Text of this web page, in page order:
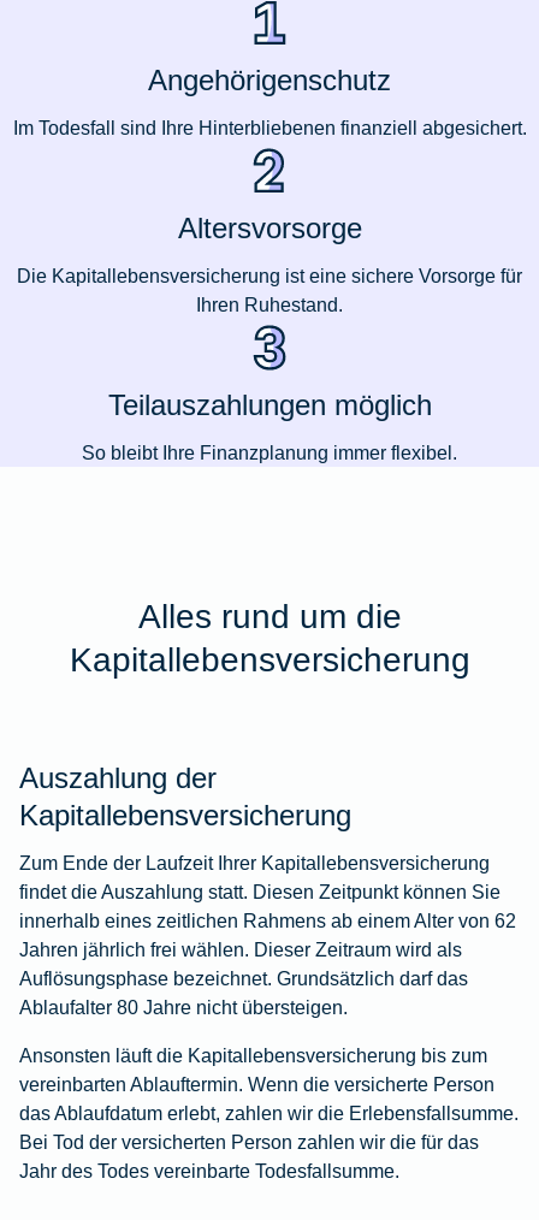
Angehörigenschutz
Im Todesfall sind Ihre Hinterbliebenen finanziell abgesichert.
Altersvorsorge
Die Kapitallebensversicherung ist eine sichere Vorsorge für
Ihren Ruhestand.
Teilauszahlungen möglich
So bleibt Ihre Finanzplanung immer flexibel.
Alles rund um die
Kapitallebensversicherung
Auszahlung der
Kapitallebensversicherung
Zum Ende der Laufzeit Ihrer Kapitallebensversicherung
findet die Auszahlung statt. Diesen Zeitpunkt können Sie
innerhalb eines zeitlichen Rahmens ab einem Alter von 62
Jahren jährlich frei wählen. Dieser Zeitraum wird als
Auflösungsphase bezeichnet. Grundsätzlich darf das
Ablaufalter 80 Jahre nicht übersteigen.
Ansonsten läuft die Kapitallebensversicherung bis zum
vereinbarten Ablauftermin. Wenn die versicherte Person
das Ablaufdatum erlebt, zahlen wir die Erlebensfallsumme.
Bei Tod der versicherten Person zahlen wir die für das
Jahr des Todes vereinbarte Todesfallsumme.